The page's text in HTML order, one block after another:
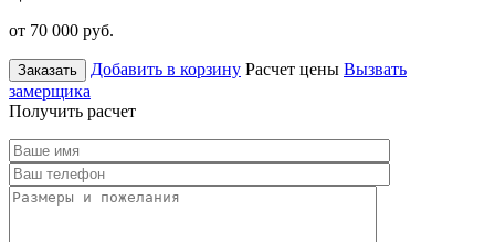
от 70 000 руб.
Заказать Добавить в корзину Расчет цены Вызвать
замерщика
Получить расчет